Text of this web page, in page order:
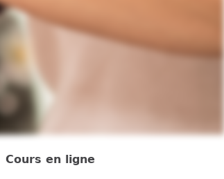
Cours en ligne